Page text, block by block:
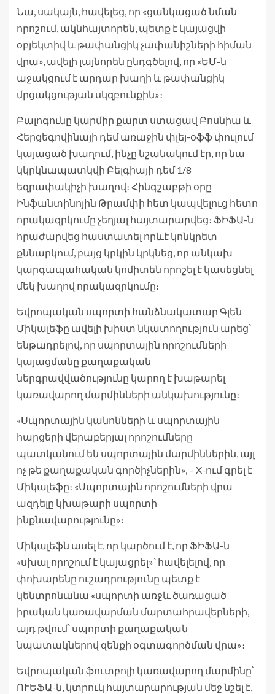
Նա, սակայն, հավելեց, որ «ցանկացած նման
որոշում, ակնհայտորեն, պետք է կայացվի
օբյեկտիվ և թափանցիկ չափանիշների հիման
վրա», ավելի լայնորեն ընդգծելով, որ «ԵՄ-ն
աջակցում է արդար խաղի և թափանցիկ
մրցակցության սկզբունքին»։
Բալոգունը կարմիր քարտ ստացավ Բոսնիա և
Հերցեգովինայի դեմ առաջին փլեյ-օֆֆ փուլում
կայացած խաղում, ինչը նշանակում էր, որ նա
կկրկնապատկվի Բելգիայի դեմ 1/8
եզրափակիչի խաղով։ Հինգշաբթի օրը
Ինֆանտինոյին Թրամփի հետ կապվելուց հետո
որակազրկումը չեղյալ հայտարարվեց։ ՖԻՖԱ-ն
հրաժարվեց հաստատել որևէ կոնկրետ
քննարկում, բայց կրկին կրկնեց, որ անկախ
կարգապահական կոմիտեն որոշել է կասեցնել
մեկ խաղով որակազրկումը։
Եվրոպական սպորտի հանձնակատար Գլեն
Միկալեֆը ավելի խիստ նկատողություն արեց՝
ենթադրելով, որ սպորտային որոշումների
կայացմանը քաղաքական
ներգրավվածությունը կարող է խաթարել
կառավարող մարմինների անկախությունը։
«Սպորտային կանոնների և սպորտային
հարցերի վերաբերյալ որոշումները
պատկանում են սպորտային մարմիններին, այլ
ոչ թե քաղաքական գործիչներին», – X-ում գրել է
Միկալեֆը։ «Սպորտային որոշումների վրա
ազդելը կխաթարի սպորտի
ինքնավարությունը»։
Միկալեֆն ասել է, որ կարծում է, որ ՖԻՖԱ-ն
«սխալ որոշում է կայացրել»՝ հավելելով, որ
փոխարենը ուշադրությունը պետք է
կենտրոնանա «սպորտի առջև ծառացած
իրական կառավարման մարտահրավերների,
այդ թվում՝ սպորտի քաղաքական
նպատակներով զենքի օգտագործման վրա»։
Եվրոպական ֆուտբոլի կառավարող մարմինը՝
ՈՒԵՖԱ-ն, կտրուկ հայտարարության մեջ նշել է,